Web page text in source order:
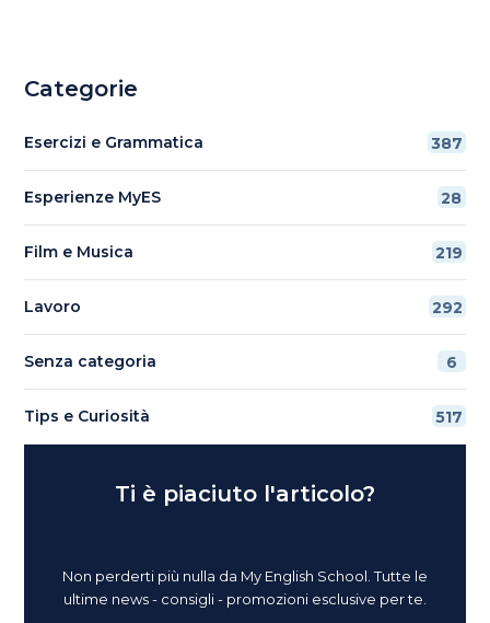
Categorie
Esercizi e Grammatica 387
Esperienze MyES 28
Film e Musica 219
Lavoro 292
Senza categoria 6
Tips e Curiosità 517
Ti è piaciuto l'articolo?
Non perderti più nulla da My English School. Tutte le
ultime news - consigli - promozioni esclusive per te.